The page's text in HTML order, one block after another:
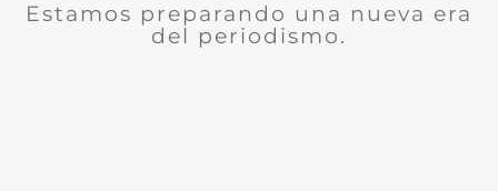
Estamos preparando una nueva era
del periodismo.